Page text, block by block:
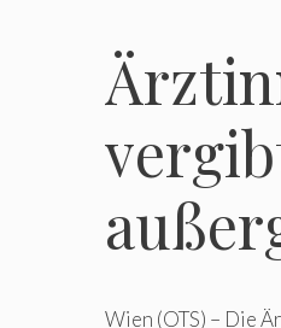
Wien (OTS) – Die